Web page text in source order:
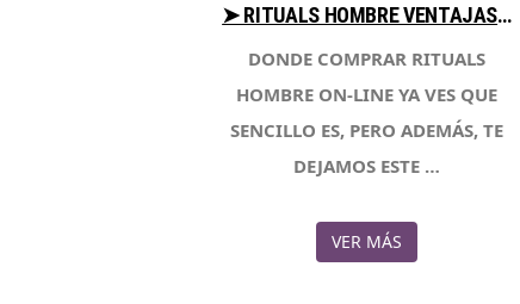
➤ RITUALS HOMBRE VENTAJAS PARA COMPRAR EN LIBRERIAESOTERICA.NET
DONDE COMPRAR RITUALS
HOMBRE ON-LINE YA VES QUE
SENCILLO ES, PERO ADEMÁS, TE
DEJAMOS ESTE …
VER MÁS